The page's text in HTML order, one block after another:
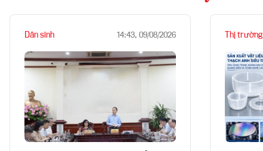
Dân sinh 14:43, 09/08/2026 Thị trường